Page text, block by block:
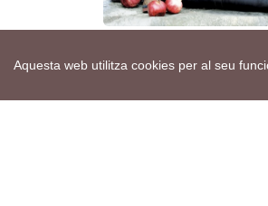
Aquesta web utilitza cookies per al seu